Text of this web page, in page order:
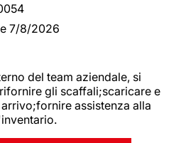
7/8/2026
del team aziendale, si
gli scaffali;scaricare e
assistenza alla